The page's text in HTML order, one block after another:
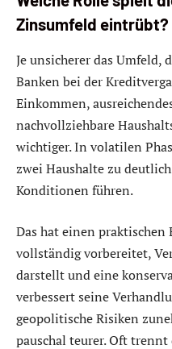
Zinsumfeld eintrübt?
Je unsicherer das Umfeld,
Banken bei der
Einkommen,
nachvollziehbare
wichtiger. In volatilen
zwei Haushalte zu
Konditionen führen.
Das hat einen praktischen
vollständig vorbereitet,
darstellt und eine
verbessert seine
geopolitische Risiken
pauschal teurer. Oft